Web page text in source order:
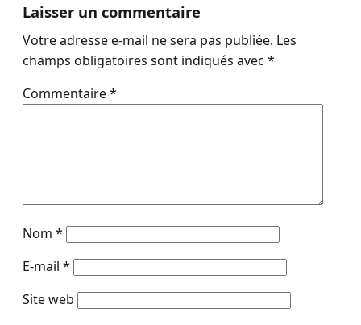
Laisser un commentaire
Votre adresse e-mail ne sera pas publiée. Les
champs obligatoires sont indiqués avec *
Commentaire*
Nom *
E-mail *
Site web